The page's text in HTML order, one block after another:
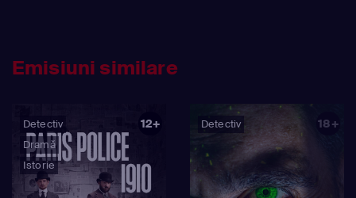
Emisiuni similare
Detectiv
Dramă
Istorie
12+ Detectiv 18+